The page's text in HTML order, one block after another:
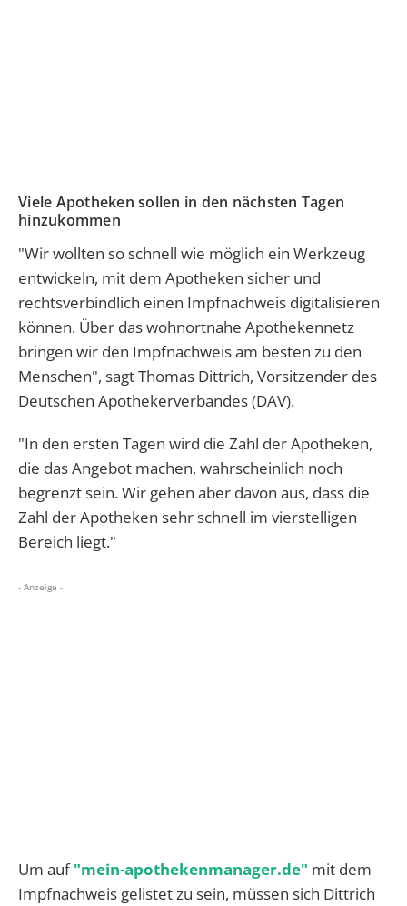
Viele Apotheken sollen in den nächsten Tagen
hinzukommen
"Wir wollten so schnell wie möglich ein Werkzeug
entwickeln, mit dem Apotheken sicher und
rechtsverbindlich einen Impfnachweis digitalisieren
können. Über das wohnortnahe Apothekennetz
bringen wir den Impfnachweis am besten zu den
Menschen", sagt Thomas Dittrich, Vorsitzender des
Deutschen Apothekerverbandes (DAV).
"In den ersten Tagen wird die Zahl der Apotheken,
die das Angebot machen, wahrscheinlich noch
begrenzt sein. Wir gehen aber davon aus, dass die
Zahl der Apotheken sehr schnell im vierstelligen
Bereich liegt."
- Anzeige -
Um auf"mein-apothekenmanager.de" mit dem
Impfnachweis gelistet zu sein, müssen sich Dittrich